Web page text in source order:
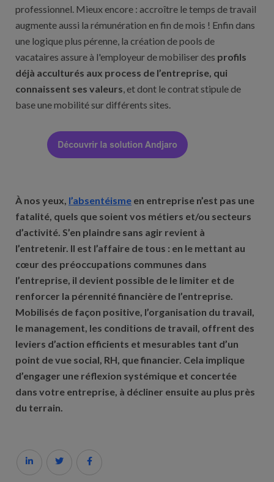
professionnel. Mieux encore : accroître le temps de travail
augmente aussi la rémunération en fin de mois ! Enfin dans
une logique plus pérenne, la création de pools de
vacataires assure à l'employeur de mobiliser des profils
déjà acculturés aux process de l’entreprise, qui
connaissent ses valeurs, et dont le contrat stipule de
base une mobilité sur différents sites.
À nos yeux, l’absentéisme en entreprise n’est pas une
fatalité, quels que soient vos métiers et/ou secteurs
d’activité. S’en plaindre sans agir revient à
l’entretenir. Il est l’affaire de tous : en le mettant au
cœur des préoccupations communes dans
l’entreprise, il devient possible de le limiter et de
renforcer la pérennité financière de l’entreprise.
Mobilisés de façon positive, l’organisation du travail,
le management, les conditions de travail, offrent des
leviers d’action efficients et mesurables tant d’un
point de vue social, RH, que financier. Cela implique
d’engager une réflexion systémique et concertée
dans votre entreprise, à décliner ensuite au plus près
du terrain.
  